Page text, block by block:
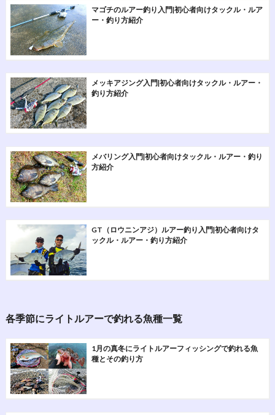
マゴチのルアー釣り入門|初心者向けタックル・ルア
ー・釣り方紹介
メッキアジング入門|初心者向けタックル・ルアー・
釣り方紹介
メバリング入門|初心者向けタックル・ルアー・釣り
方紹介
GT（ロウニンアジ）ルアー釣り入門|初心者向けタ
ックル・ルアー・釣り方紹介
各季節にライトルアーで釣れる魚種一覧
1月の真冬にライトルアーフィッシングで釣れる魚
種とその釣り方